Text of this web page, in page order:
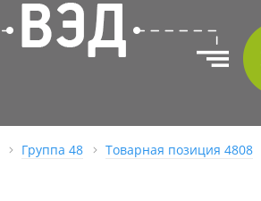
Группа 48 Товарная позиция 4808